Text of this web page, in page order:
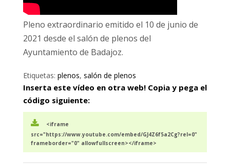
Pleno extraordinario emitido el 10 de junio de
2021 desde el salón de plenos del
Ayuntamiento de Badajoz.
Etiquetas: plenos, salón de plenos
Inserta este vídeo en otra web! Copia y pega el
código siguiente:
<iframe
src="https://www.youtube.com/embed/GJ4Z6f5a2Cg?rel=0"
frameborder="0" allowfullscreen></iframe>